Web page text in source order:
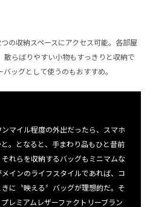
の収納スペースにアクセス可能。各部屋
散らばりやすい小物もすっきりと収納で
ッグとして使うのもおすすめ。
マイル程度の外出だったら、スマホ
。となると、手まわり品もひと昔前
れらを収納するバッグもミニマムな
インのライフスタイルであれば、コ
に〝映える〞バッグが理想的だ。そ
レミアムレザーファクトリーブラン